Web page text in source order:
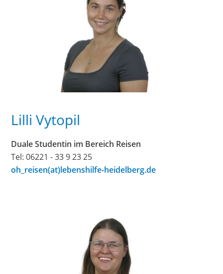
Lilli Vytopil
Duale Studentin im Bereich Reisen
Tel: 06221 - 33 9 23 25
oh_reisen(at)lebenshilfe-heidelberg.de